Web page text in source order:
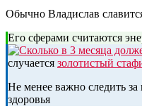
Обычно Владислав
Его сферами считаются
случается золотистый
Не менее важно следить
здоровья